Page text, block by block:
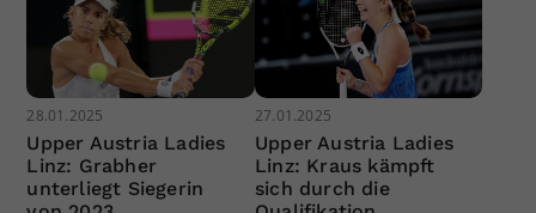
28.01.2025
Upper Austria Ladies
Linz: Grabher
unterliegt Siegerin
27.01.2025
Upper Austria Ladies
Linz: Kraus kämpft
sich durch die